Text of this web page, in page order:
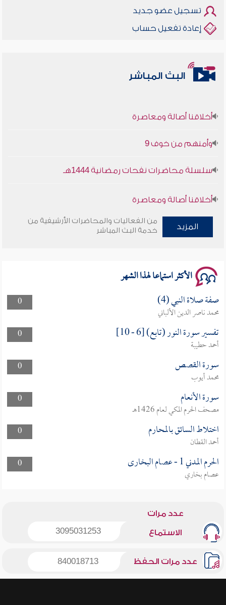
تسجيل عضو جديد
إعادة تفعيل حساب
البث المباشر
أخلاقنا أصالة ومعاصرة
وأمنهم من خوف 9
سلسلة محاضرات نفحات رمضانية 1444هـ
أخلاقنا أصالة ومعاصرة
وأمنهم من خوف 9
المزيد
من الفعاليات والمحاضرات الأرشيفية من
خدمة البث المباشر
الأكثر استماعا لهذا الشهر
0 صفة صلاة النبي (4)
محمد ناصر الدين الألباني
0
تفسير سورة النور (تابع) [6 - 10]
أحمد حطيبة
0
سورة القصص
محمد أيوب
0
سورة الأنعام
مصحف الحرم المكي لعام 1426هـ
0
اختلاط السائق بالمحارم
أحمد القطان
0
الحرم المدني 1 - عصام البخارى
عصام بخاري
عدد مرات
الاستماع 3095031253
عدد مرات الحفظ 840018713